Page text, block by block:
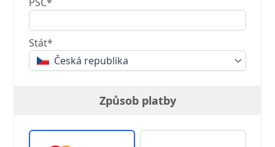
Stát*
Česká republika
Způsob platby